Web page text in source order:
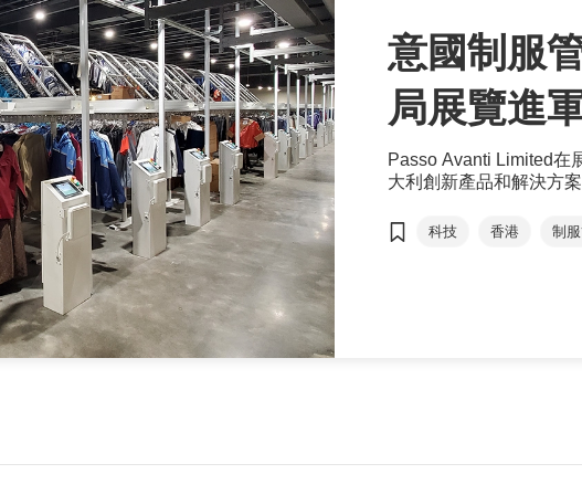
意國制服
局展覽進
Passo Avanti Limited在
大利創新產品和解決方
科技 香港
制